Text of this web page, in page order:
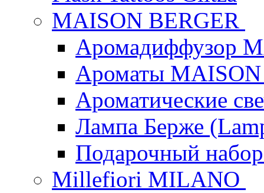
MAISON BERGER
Аромадиффузор
Ароматы
Ароматические
Лампа Берже
Подарочный
Millefiori MILANO